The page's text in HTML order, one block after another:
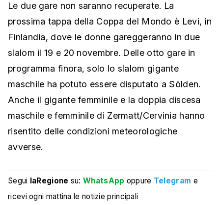
Le due gare non saranno recuperate. La
prossima tappa della Coppa del Mondo è Levi, in
Finlandia, dove le donne gareggeranno in due
slalom il 19 e 20 novembre. Delle otto gare in
programma finora, solo lo slalom gigante
maschile ha potuto essere disputato a Sölden.
Anche il gigante femminile e la doppia discesa
maschile e femminile di Zermatt/Cervinia hanno
risentito delle condizioni meteorologiche
avverse.
Segui laRegione su:WhatsApp oppure Telegram e
ricevi ogni mattina le notizie principali